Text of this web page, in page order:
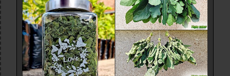
hogy csak pont egészséges nem lesz. Én az
egyszerűségben hiszek, és abban, hogy a befőzés
szabályait betartva nincs szükség tartósítószerekre
sem, ezért az én receptem teljesen egyszerű. Ha
pedig a kristálycukrot helyettesítjük valamilyen
édesítőszerrel, akkor még inkább egészséges lesz a